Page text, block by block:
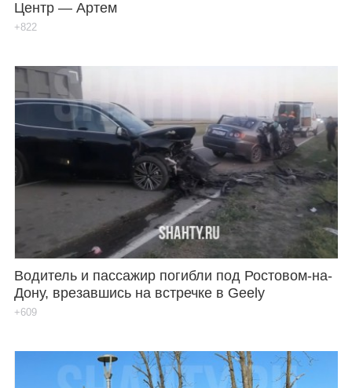
Центр — Артем
+822
Водитель и пассажир погибли под Ростовом-на-
Дону, врезавшись на встречке в Geely
+609